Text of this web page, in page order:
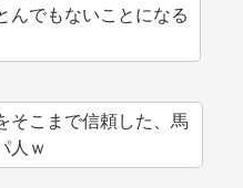
んでもないことになる
そこまで信頼した、馬
人ｗ